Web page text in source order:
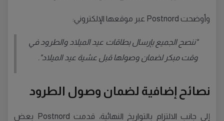
وأوضحت Postnord عبر موقعها الإلكتروني:
"ننصح الجميع بإرسال بطاقات عيد الميلاد والطرود في
وقت مبكر لضمان وصولها قبل عشية عيد الميلاد".
نصائح إضافية لضمان وصول الطرود
إلى جانب الالتزام بالتواريخ النهائية، قدمت Postnord بعض